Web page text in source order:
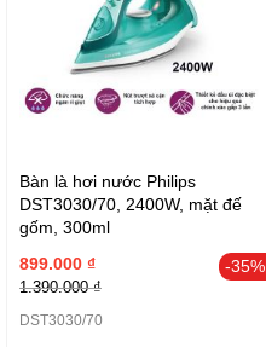
Bàn là hơi nước Philips
DST3030/70, 2400W, mặt đế
gốm, 300ml
-35%
899.000 ₫
1.390.000 ₫
DST3030/70